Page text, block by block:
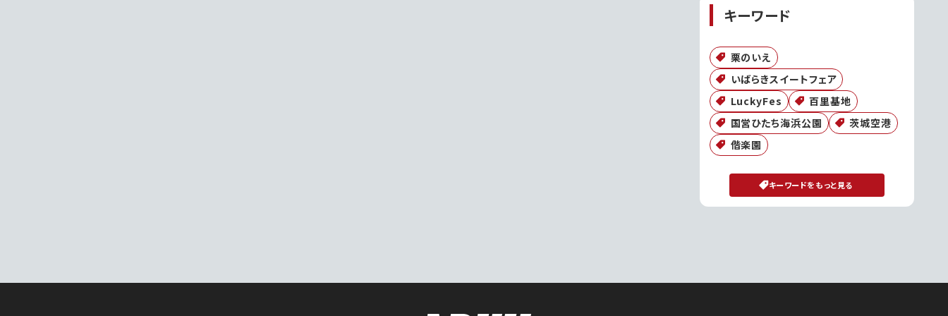
キーワード
栗のいえ
いばらきスイートフェア
LuckyFes
百里基地
国営ひたち海浜公園
茨城空港
偕楽園
キーワードをもっと見る